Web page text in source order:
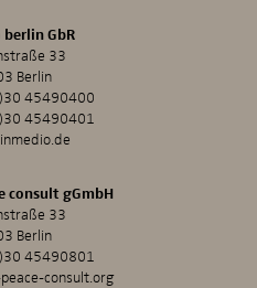
GbR
33
Berlin
45490400
45490401
consult gGmbH
33
Berlin
45490801
consult.org